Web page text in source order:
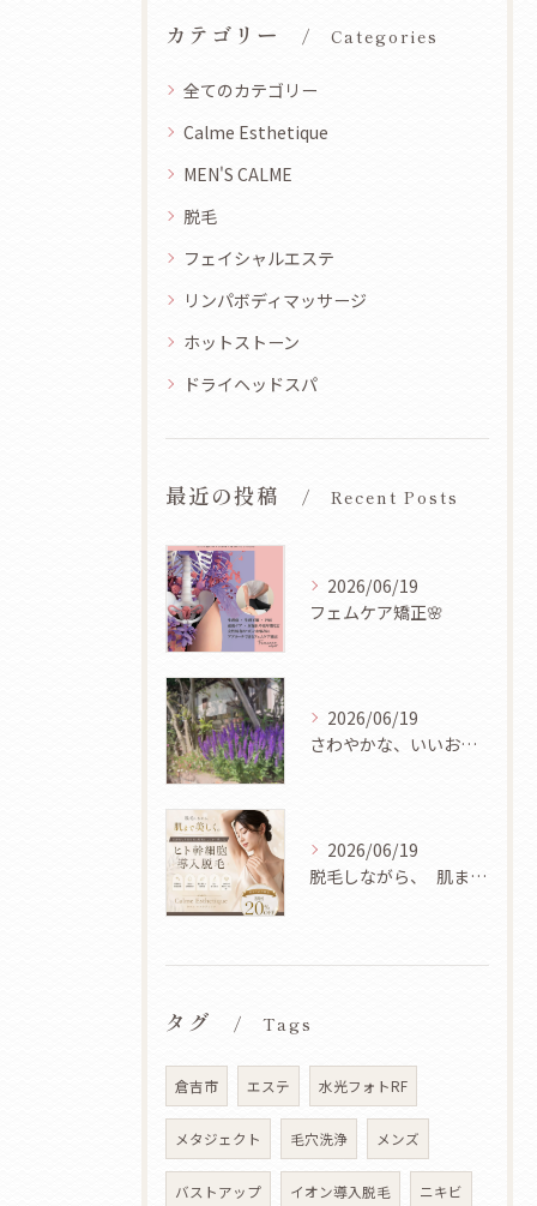
カテゴリー Categories
全てのカテゴリー
Calme Esthetique
MEN'S CALME
脱毛
フェイシャルエステ
リンパボディマッサージ
ホットストーン
ドライヘッドスパ
最近の投稿 Recent Posts
2026/06/19
フェムケア矯正🌸
2026/06/19
さわやかな、いいお天気ですね🌿✨
2026/06/19
脱毛しながら、 肌まで美しく✨
タグ Tags
倉吉市 エステ 水光フォトRF
メタジェクト 毛穴洗浄 メンズ
バストアップ イオン導入脱毛 ニキビ